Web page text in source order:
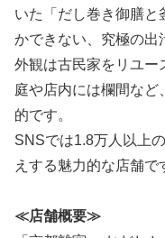
いた「だし巻き御膳と
かできない、究極の出
外観は古民家をリユー
庭や店内には欄間など
的です。
SNSでは1.8万人以上
えする魅力的な店舗で
≪店舗概要≫